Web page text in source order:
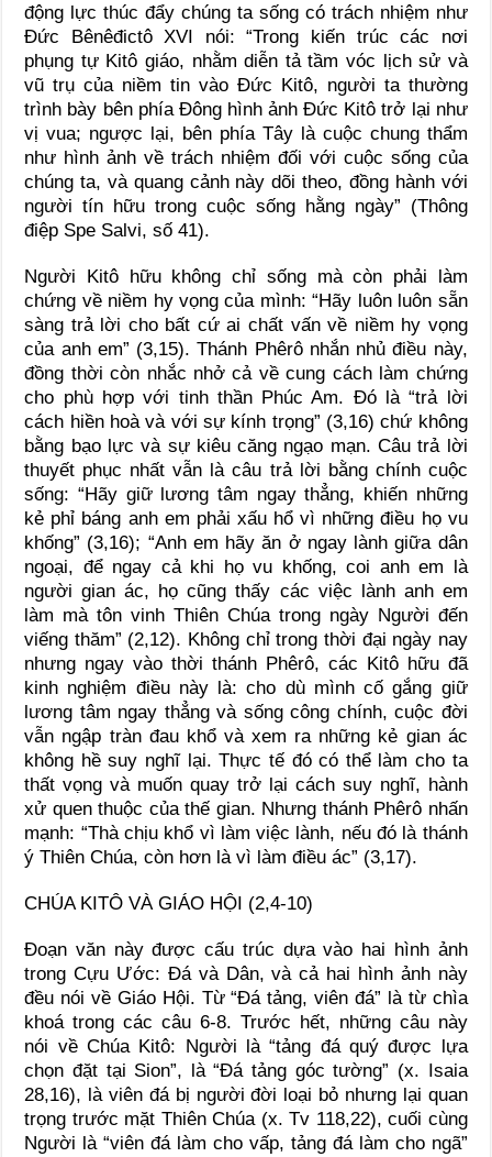
động lực thúc đẩy chúng ta sống có trách nhiệm như
Đức Bênêđictô XVI nói: “Trong kiến trúc các nơi
phụng tự Kitô giáo, nhằm diễn tả tầm vóc lịch sử và
vũ trụ của niềm tin vào Đức Kitô, người ta thường
trình bày bên phía Đông hình ảnh Đức Kitô trở lại như
vị vua; ngược lại, bên phía Tây là cuộc chung thẩm
như hình ảnh về trách nhiệm đối với cuộc sống của
chúng ta, và quang cảnh này dõi theo, đồng hành với
người tín hữu trong cuộc sống hằng ngày” (Thông
điệp Spe Salvi, số 41).
Người Kitô hữu không chỉ sống mà còn phải làm
chứng về niềm hy vọng của mình: “Hãy luôn luôn sẵn
sàng trả lời cho bất cứ ai chất vấn về niềm hy vọng
của anh em” (3,15). Thánh Phêrô nhắn nhủ điều này,
đồng thời còn nhắc nhở cả về cung cách làm chứng
cho phù hợp với tinh thần Phúc Am. Đó là “trả lời
cách hiền hoà và với sự kính trọng” (3,16) chứ không
bằng bạo lực và sự kiêu căng ngạo mạn. Câu trả lời
thuyết phục nhất vẫn là câu trả lời bằng chính cuộc
sống: “Hãy giữ lương tâm ngay thẳng, khiến những
kẻ phỉ báng anh em phải xấu hổ vì những điều họ vu
khống” (3,16); “Anh em hãy ăn ở ngay lành giữa dân
ngoại, để ngay cả khi họ vu khống, coi anh em là
người gian ác, họ cũng thấy các việc lành anh em
làm mà tôn vinh Thiên Chúa trong ngày Người đến
viếng thăm” (2,12). Không chỉ trong thời đại ngày nay
nhưng ngay vào thời thánh Phêrô, các Kitô hữu đã
kinh nghiệm điều này là: cho dù mình cố gắng giữ
lương tâm ngay thẳng và sống công chính, cuộc đời
vẫn ngập tràn đau khổ và xem ra những kẻ gian ác
không hề suy nghĩ lại. Thực tế đó có thể làm cho ta
thất vọng và muốn quay trở lại cách suy nghĩ, hành
xử quen thuộc của thế gian. Nhưng thánh Phêrô nhấn
mạnh: “Thà chịu khổ vì làm việc lành, nếu đó là thánh
ý Thiên Chúa, còn hơn là vì làm điều ác” (3,17).
CHÚA KITÔ VÀ GIÁO HỘI (2,4-10)
Đoạn văn này được cấu trúc dựa vào hai hình ảnh
trong Cựu Ước: Đá và Dân, và cả hai hình ảnh này
đều nói về Giáo Hội. Từ “Đá tảng, viên đá” là từ chìa
khoá trong các câu 6-8. Trước hết, những câu này
nói về Chúa Kitô: Người là “tảng đá quý được lựa
chọn đặt tại Sion”, là “Đá tảng góc tường” (x. Isaia
28,16), là viên đá bị người đời loại bỏ nhưng lại quan
trọng trước mặt Thiên Chúa (x. Tv 118,22), cuối cùng
Người là “viên đá làm cho vấp, tảng đá làm cho ngã”